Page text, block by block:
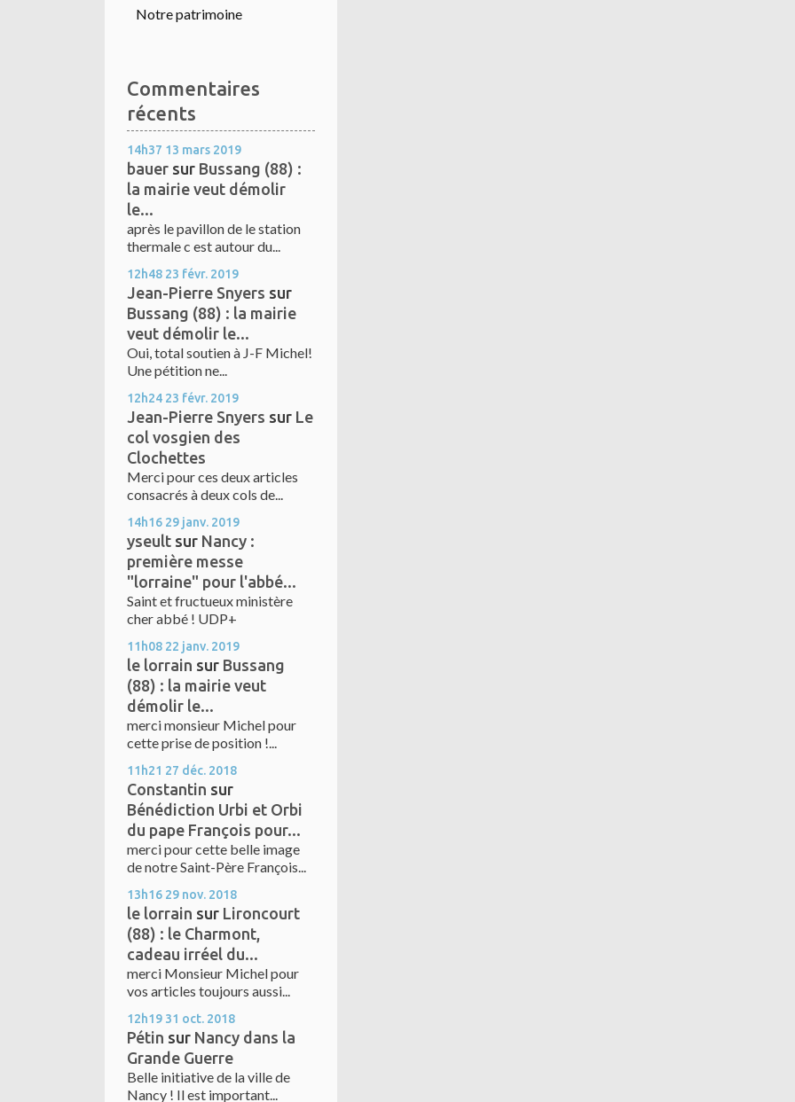
Notre patrimoine
Commentaires
récents
14h37 13 mars 2019
bauer sur Bussang (88) :
la mairie veut démolir
le...
après le pavillon de le station
thermale c est autour du...
12h48 23 févr. 2019
Jean-Pierre Snyers sur
Bussang (88) : la mairie
veut démolir le...
Oui, total soutien à J-F Michel!
Une pétition ne...
12h24 23 févr. 2019
Jean-Pierre Snyers sur Le
col vosgien des
Clochettes
Merci pour ces deux articles
consacrés à deux cols de...
14h16 29 janv. 2019
yseult sur Nancy :
première messe
"lorraine" pour l'abbé...
Saint et fructueux ministère
cher abbé ! UDP+
11h08 22 janv. 2019
le lorrain sur Bussang
(88) : la mairie veut
démolir le...
merci monsieur Michel pour
cette prise de position !...
11h21 27 déc. 2018
Constantin sur
Bénédiction Urbi et Orbi
du pape François pour...
merci pour cette belle image
de notre Saint-Père François...
13h16 29 nov. 2018
le lorrain sur Lironcourt
(88) : le Charmont,
cadeau irréel du...
merci Monsieur Michel pour
vos articles toujours aussi...
12h19 31 oct. 2018
Pétin sur Nancy dans la
Grande Guerre
Belle initiative de la ville de
Nancy ! Il est important...